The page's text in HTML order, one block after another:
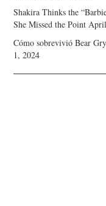
Shakira Thinks the
She Missed the Point
Cómo sobrevivió Bear
1, 2024